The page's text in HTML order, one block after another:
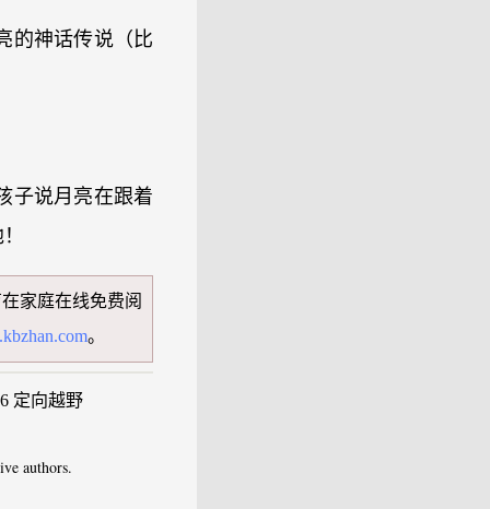
的神话传说（比
子说月亮在跟着
家庭在线免费阅
。
定向越野
authors.